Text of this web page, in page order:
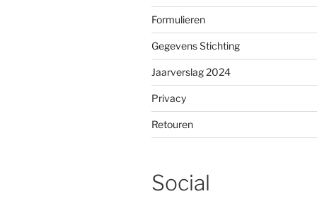
Formulieren
Gegevens Stichting
Jaarverslag 2024
Privacy
Retouren
Social